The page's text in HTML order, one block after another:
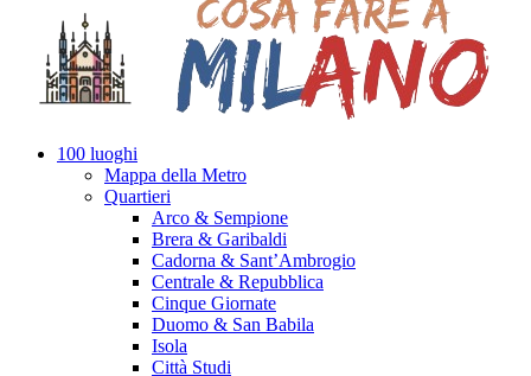
100 luoghi
Mappa della Metro
Quartieri
Arco & Sempione
Brera & Garibaldi
Cadorna & Sant’Ambrogio
Centrale & Repubblica
Cinque Giornate
Duomo & San Babila
Isola
Città Studi